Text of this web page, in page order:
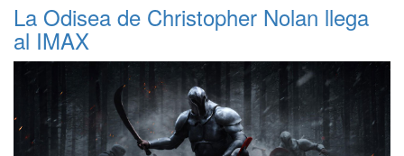
La Odisea de Christopher Nolan llega
al IMAX